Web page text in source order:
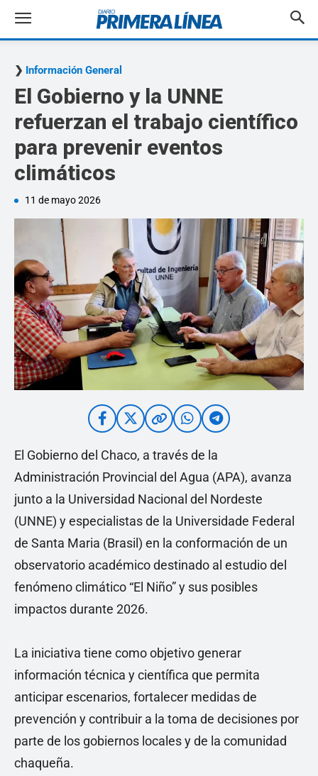
Información General
El Gobierno y la UNNE
refuerzan el trabajo científico
para prevenir eventos
climáticos
11 de mayo 2026
El Gobierno del Chaco, a través de la
Administración Provincial del Agua (APA), avanza
junto a la Universidad Nacional del Nordeste
(UNNE) y especialistas de la Universidade Federal
de Santa Maria (Brasil) en la conformación de un
observatorio académico destinado al estudio del
fenómeno climático “El Niño” y sus posibles
impactos durante 2026.
La iniciativa tiene como objetivo generar
información técnica y científica que permita
anticipar escenarios, fortalecer medidas de
prevención y contribuir a la toma de decisiones por
parte de los gobiernos locales y de la comunidad
chaqueña.